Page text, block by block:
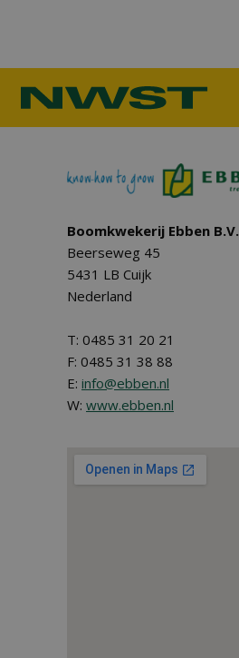
Boomkwekerij Ebben B.V.
Beerseweg 45
5431 LB Cuijk
Nederland
T: 0485 31 20 21
F: 0485 31 38 88
E: info@ebben.nl
W: www.ebben.nl